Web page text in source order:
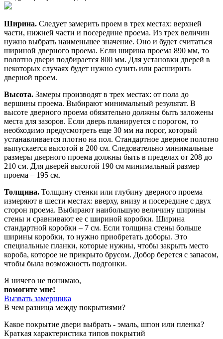
Ширина. Следует замерить проем в трех местах: верхней
части, нижней части и посередине проема. Из трех величин
нужно выбрать наименьшее значение. Оно и будет считаться
шириной дверного проема. Если ширина проема 890 мм, то
полотно двери подбирается 800 мм. Для установки дверей в
некоторых случаях будет нужно сузить или расширить
дверной проем.
Высота. Замеры производят в трех местах: от пола до
вершины проема. Выбирают минимальный результат. В
высоте дверного проема обязательно должны быть заложены
места для зазоров. Если дверь планируется с порогом, то
необходимо предусмотреть еще 30 мм на порог, который
устанавливается плотно на пол. Стандартное дверное полотно
выпускается высотой в 200 см. Следовательно минимальные
размеры дверного проема должны быть в пределах от 208 до
210 см. Для дверей высотой 190 см минимальный размер
проема – 195 см.
Толщина. Толщину стенки или глубину дверного проема
измеряют в шести местах: вверху, внизу и посередине с двух
сторон проема. Выбирают наибольшую величину ширины
стены и сравнивают ее с шириной коробки. Ширина
стандартной коробки – 7 см. Если толщина стены больше
ширины коробки, то нужно приобретать доборы. Это
специальные планки, которые нужны, чтобы закрыть место
короба, которое не прикрыто брусом. Добор берется с запасом,
чтобы была возможность подгонки.
Я ничего не понимаю,
помогите мне!
Вызвать замерщика
В чем разница между покрытиями?
Какое покрытие двери выбрать - эмаль, шпон или пленка?
Краткая характеристика типов покрытий